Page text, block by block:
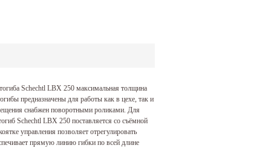
Schechtl LBX 250 максимальная толщина
предназначены для работы как в цехе, так и
снабжен поворотными роликами. Для
Schechtl LBX 250 поставляется со съёмной
управления позволяет отрегулировать
прямую линию гибки по всей длине